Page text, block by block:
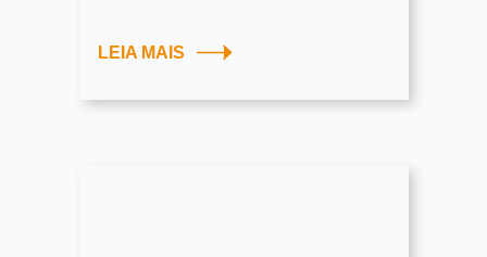
LEIA MAIS